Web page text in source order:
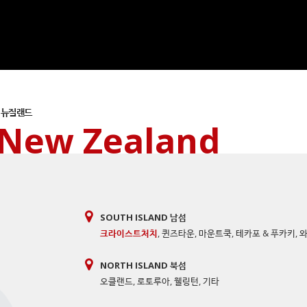
뉴질랜드
Zealand
SOUTH ISLAND 남섬
크라이스트처치,퀸즈타운,마운트쿡, 테카포 & 푸카키,
NORTH ISLAND 북섬
오클랜드,로토루아,웰링턴,기타